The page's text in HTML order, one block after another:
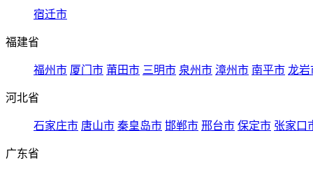
宿迁市
福建省
福州市 厦门市 莆田市 三明市 泉州市 漳州市 南平市 龙岩
河北省
石家庄市 唐山市 秦皇岛市 邯郸市 邢台市 保定市 张家口
广东省